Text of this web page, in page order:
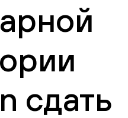
сдать